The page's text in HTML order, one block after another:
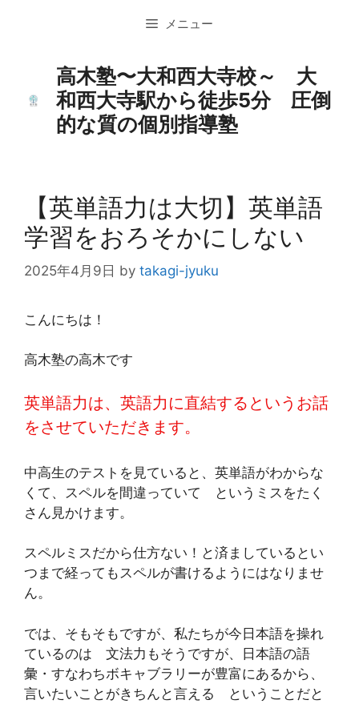
メニュー
高木塾〜大和西大寺校～ 大
和西大寺駅から徒歩5分 圧倒
的な質の個別指導塾
【英単語力は大切】英単語
学習をおろそかにしない
2025年4月9日 by takagi-jyuku
こんにちは！
高木塾の高木です
英単語力は、英語力に直結するというお話
をさせていただきます。
中高生のテストを見ていると、英単語がわからな
くて、スペルを間違っていて というミスをたく
さん見かけます。
スペルミスだから仕方ない！と済ましているとい
つまで経ってもスペルが書けるようにはなりませ
ん。
では、そもそもですが、私たちが今日本語を操れ
ているのは 文法力もそうですが、日本語の語
彙・すなわちボキャブラリーが豊富にあるから、
言いたいことがきちんと言える ということだと